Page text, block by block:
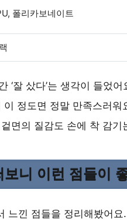
폴리카보네이트
‘잘 샀다’는 생각이 들었
이 정도면 정말 만족스러
면의 질감도 손에 착 감
보니 이런 점들이
느낀 점들을 정리해봤어